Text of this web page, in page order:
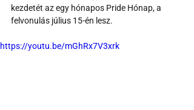
kezdetét az egy hónapos Pride Hónap, a
felvonulás július 15-én lesz.
https://youtu.be/mGhRx7V3xrk